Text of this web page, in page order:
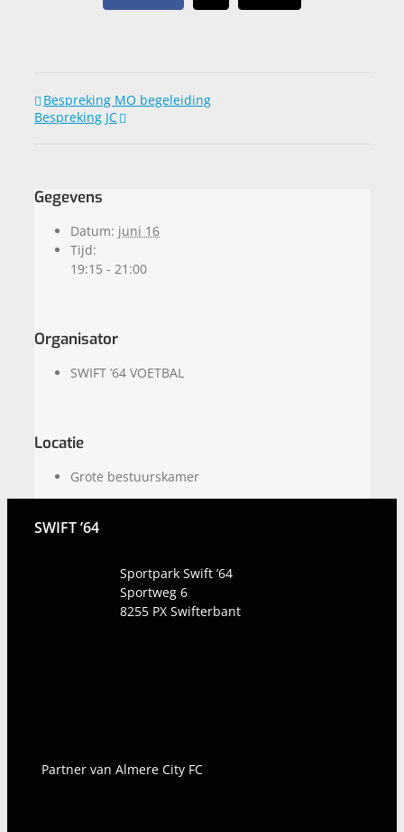
Bespreking MO begeleiding
Bespreking JC
Gegevens
Datum: juni 16
Tijd:
19:15 - 21:00
Organisator
SWIFT ’64 VOETBAL
Locatie
Grote bestuurskamer
SWIFT ’64
Sportpark Swift ’64
Sportweg 6
8255 PX Swifterbant
Partner van Almere City FC